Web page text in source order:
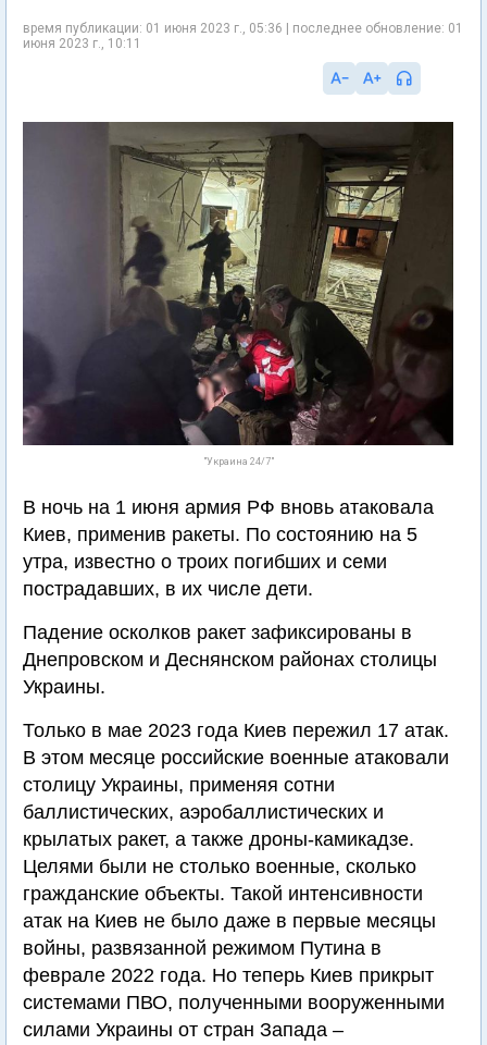
время публикации: 01 июня 2023 г., 05:36 | последнее обновление: 01
июня 2023 г., 10:11
"Украина 24/7"
В ночь на 1 июня армия РФ вновь атаковала
Киев, применив ракеты. По состоянию на 5
утра, известно о троих погибших и семи
пострадавших, в их числе дети.
Падение осколков ракет зафиксированы в
Днепровском и Деснянском районах столицы
Украины.
Только в мае 2023 года Киев пережил 17 атак.
В этом месяце российские военные атаковали
столицу Украины, применяя сотни
баллистических, аэробаллистических и
крылатых ракет, а также дроны-камикадзе.
Целями были не столько военные, сколько
гражданские объекты. Такой интенсивности
атак на Киев не было даже в первые месяцы
войны, развязанной режимом Путина в
феврале 2022 года. Но теперь Киев прикрыт
системами ПВО, полученными вооруженными
силами Украины от стран Запада –